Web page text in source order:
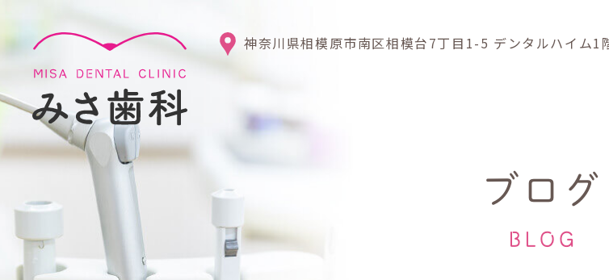
神奈川県相模原市南区相模台7丁目1-5 デンタルハイム1
ブログ
BLOG